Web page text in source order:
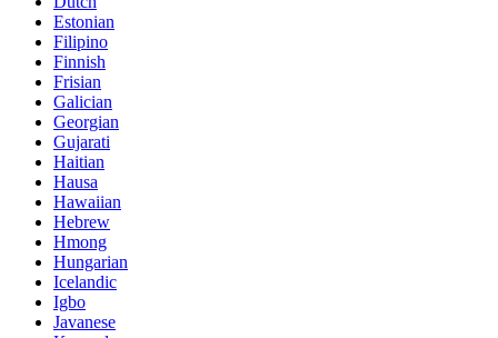
Estonian
Filipino
Finnish
Frisian
Galician
Georgian
Gujarati
Haitian
Hausa
Hawaiian
Hebrew
Hmong
Hungarian
Icelandic
Igbo
Javanese